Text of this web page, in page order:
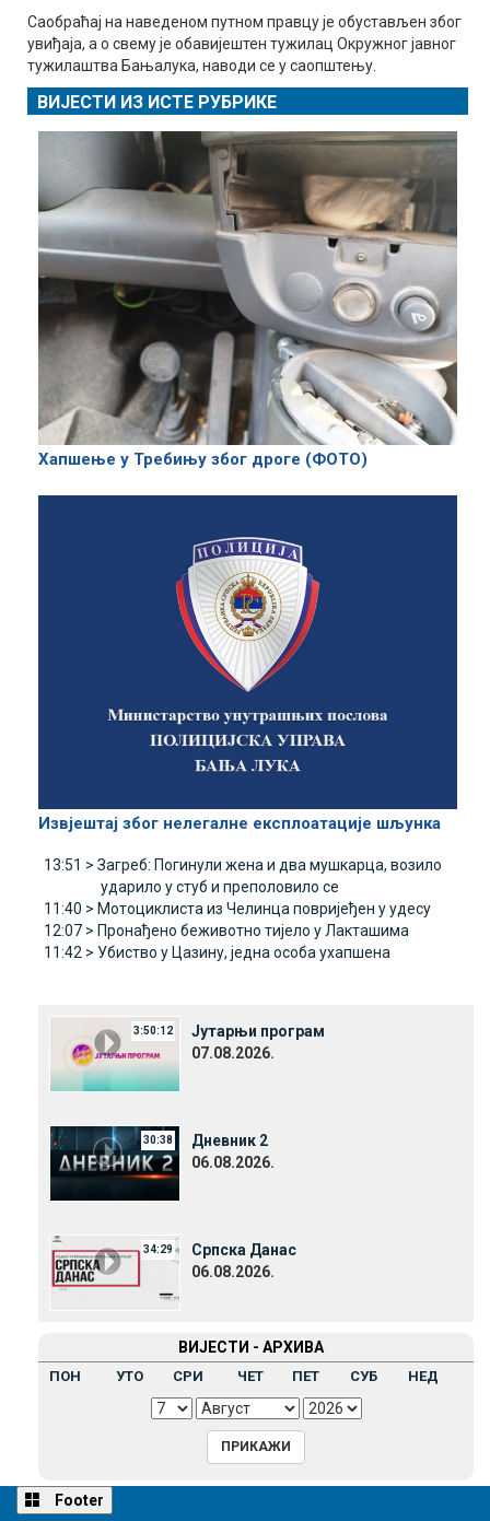
Саобраћај на наведеном путном правцу је обустављен због
увиђаја, а о свему је обавијештен тужилац Окружног јавног
тужилаштва Бањалука, наводи се у саопштењу.
ВИЈЕСТИ ИЗ ИСТЕ РУБРИКЕ
Хапшење у Требињу због дроге (ФОТО)
Извјештај због нелегалне експлоатације шљунка
13:51 > Загреб: Погинули жена и два мушкарца, возило
ударило у стуб и преполовило се
11:40 > Мотоциклиста из Челинца повријеђен у удесу
12:07 > Пронађено беживотно тијело у Лакташима
11:42 > Убиство у Цазину, једна особа ухапшена
3:50:12
Јутарњи програм
07.08.2026.
30:38
Дневник 2
06.08.2026.
34:29
Српска Данас
06.08.2026.
ВИЈЕСТИ - АРХИВА
ПОН УТО СРИ ЧЕТ ПЕТ СУБ НЕД
Footer